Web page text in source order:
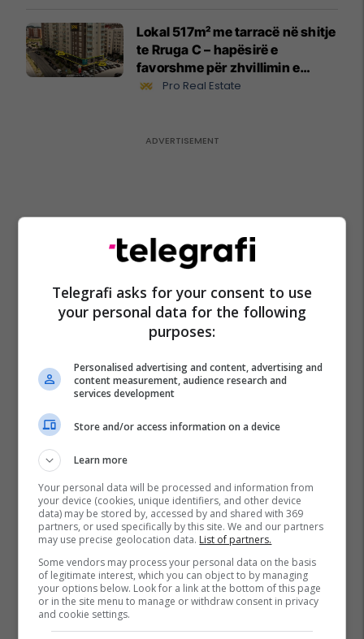
Lokal 517m² me tarracë në shitje
te Rruga C – hapësirë e
favorshme për zhvillimin e
biznesit #15796
Pro Real Estate
Telegrafi asks for your consent to use
your personal data for the following
purposes:
Personalised advertising and content, advertising and
content measurement, audience research and
services development
Store and/or access information on a device
Learn more
Your personal data will be processed and information from
your device (cookies, unique identifiers, and other device
data) may be stored by, accessed by and shared with 369
partners, or used specifically by this site. We and our partners
may use precise geolocation data. List of partners.
Some vendors may process your personal data on the basis
of legitimate interest, which you can object to by managing
your options below. Look for a link at the bottom of this page
or in the site menu to manage or withdraw consent in privacy
and cookie settings.